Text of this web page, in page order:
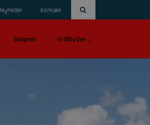
Nyheder Kontakt
Sleipner Vi tilbyder